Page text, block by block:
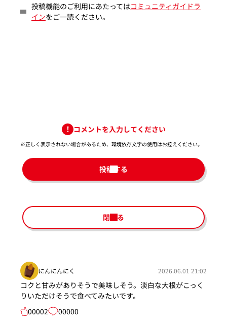
投稿機能のご利用にあたってはコミュニティガイドラ
インをご一読ください。
コメントを入力してください
※正しく表示されない場合があるため、環境依存文字の使用はお控えください。​
投稿する
閉じる
にんにんにく 2026.06.01 21:02
コクと甘みがありそうで美味しそう。淡白な大根がこっく
りいただけそうで食べてみたいです。
00002
00000